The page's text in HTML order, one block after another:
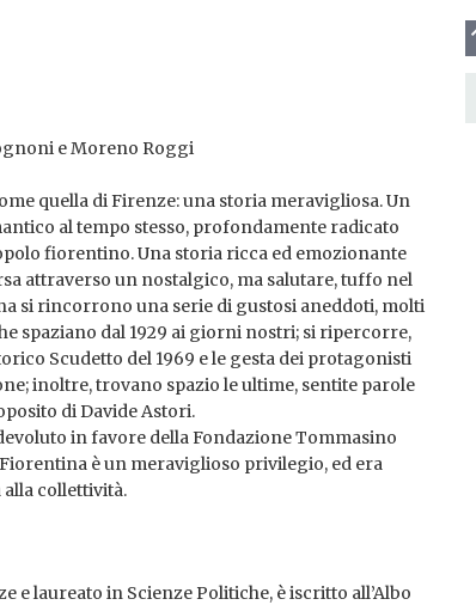
e Moreno Roggi
quella di Firenze: una storia meravigliosa. Un
al tempo stesso, profondamente radicato
fiorentino. Una storia ricca ed emozionante
attraverso un nostalgico, ma salutare, tuffo nel
si rincorrono una serie di gustosi aneddoti, molti
spaziano dal 1929 ai giorni nostri; si ripercorre,
Scudetto del 1969 e le gesta dei protagonisti
inoltre, trovano spazio le ultime, sentite parole
di Davide Astori.
in favore della Fondazione Tommasino
è un meraviglioso privilegio, ed era
collettività.
e laureato in Scienze Politiche, è iscritto all’Albo